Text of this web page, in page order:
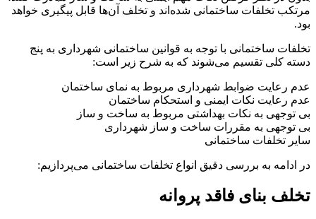
مرتکب تخلفات ساختمانی شده‌اند و تخلف آن‌ها قابل پیگیری خواهد
بود.
تخلفات ساختمانی با توجه به قوانین ساختمانی شهرداری به پنج
دسته کلی تقسیم می‌شوند که به شرح زیر است:
عدم رعایت ضوابط شهرداری مربوط به نمای ساختمان
عدم رعایت نکات ایمنی و استحکام ساختمان
بی توجهی به نکات بهداشتی مربوط به ساخت و ساز
بی توجهی به مقررات ساخت و ساز شهرداری
سایر تخلفات ساختمانی
در ادامه به بررسی دقیق انواع تخلفات ساختمانی می‌پردازیم:
تخلف بنای فاقد پروانه